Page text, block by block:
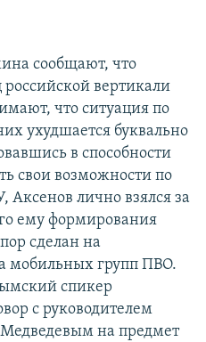
сообщают, что
вертикали
что ситуация по
ухудшается буквально
в способности
свои возможности по
лично взялся за
ему формирования
сделан на
мобильных групп ПВО.
спикер
с руководителем
на предмет